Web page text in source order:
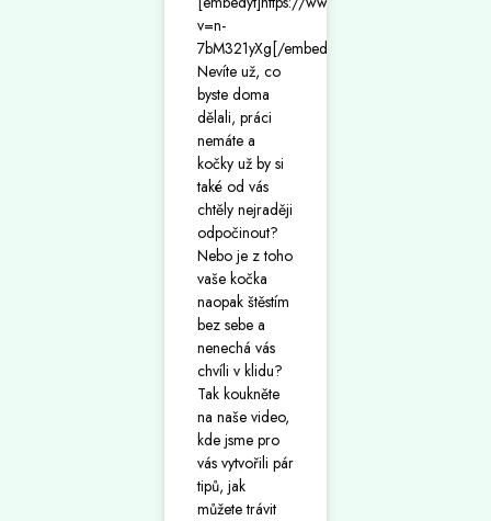
v=n-
7bM321yXg[/embedyt]
Nevíte už, co
byste doma
dělali, práci
nemáte a
kočky už by si
také od vás
chtěly nejraději
odpočinout?
Nebo je z toho
vaše kočka
naopak štěstím
bez sebe a
nenechá vás
chvíli v klidu?
Tak koukněte
na naše video,
kde jsme pro
vás vytvořili pár
tipů, jak
můžete trávit